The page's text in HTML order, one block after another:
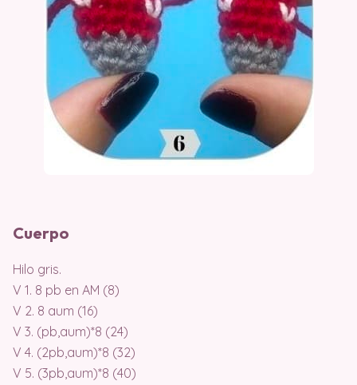
Cuerpo
Hilo gris.
V 1. 8 pb en AM (8)
V 2. 8 aum (16)
V 3. (pb,aum)*8 (24)
V 4. (2pb,aum)*8 (32)
V 5. (3pb,aum)*8 (40)